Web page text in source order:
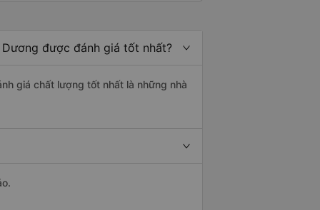
được đánh giá tốt nhất?
giá chất lượng tốt nhất là những nhà